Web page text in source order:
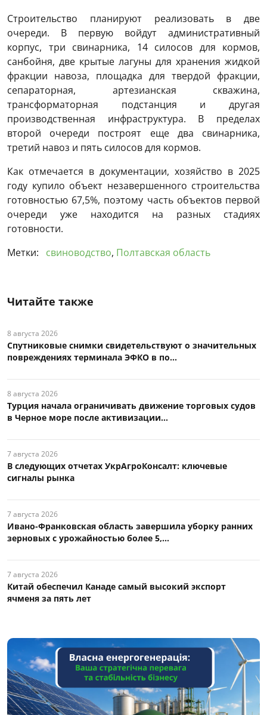
Строительство планируют реализовать в две
очереди. В первую войдут административный
корпус, три свинарника, 14 силосов для кормов,
санбойня, две крытые лагуны для хранения жидкой
фракции навоза, площадка для твердой фракции,
сепараторная, артезианская скважина,
трансформаторная подстанция и другая
производственная инфраструктура. В пределах
второй очереди построят еще два свинарника,
третий навоз и пять силосов для кормов.
Как отмечается в документации, хозяйство в 2025
году купило объект незавершенного строительства
готовностью 67,5%, поэтому часть объектов первой
очереди уже находится на разных стадиях
готовности.
Метки:
свиноводство, Полтавская область
Читайте также
8 августа 2026
Спутниковые снимки свидетельствуют о значительных
повреждениях терминала ЭФКО в по...
8 августа 2026
Турция начала ограничивать движение торговых судов
в Черное море после активизации...
7 августа 2026
В следующих отчетах УкрАгроКонсалт: ключевые
сигналы рынка
7 августа 2026
Ивано-Франковская область завершила уборку ранних
зерновых с урожайностью более 5,...
7 августа 2026
Китай обеспечил Канаде самый высокий экспорт
ячменя за пять лет